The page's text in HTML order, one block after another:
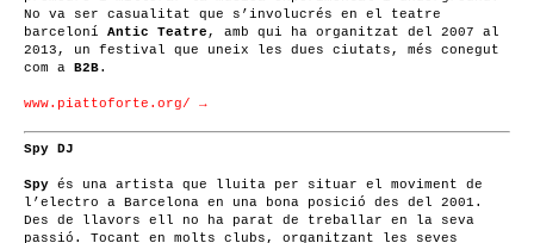
No va ser casualitat que s’involucrés en el teatre
barceloní Antic Teatre , amb qui ha organitzat del 2007 al
2013, un festival que uneix les dues ciutats, més conegut
com a B2B.
www.piattoforte.org/ →
Spy DJ
Spy és una artista que lluita per situar el moviment de
l’electro a Barcelona en una bona posició des del 2001.
Des de llavors ell no ha parat de treballar en la seva
passió. Tocant en molts clubs, organitzant les seves